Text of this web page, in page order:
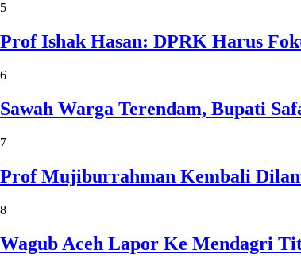
5
Prof Ishak Hasan: DPRK Harus
6
Sawah Warga Terendam, Bupati
7
Prof Mujiburrahman Kembali
8
Wagub Aceh Lapor Ke Mendagri